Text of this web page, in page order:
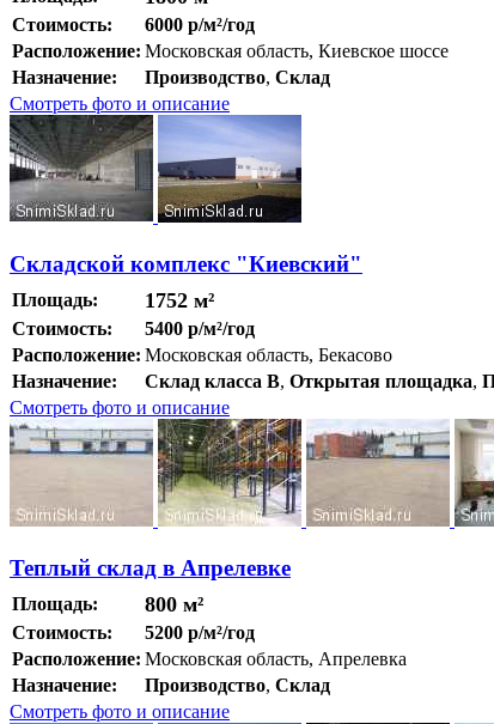
Стоимость:
6000 р/м²/год
Расположение: Московская область, Киевское шоссе
Назначение:
Производство, Склад
Смотреть фото и описание
Складской комплекс "Киевский"
Площадь: 1752 м²
Стоимость:
5400 р/м²/год
Расположение: Московская область, Бекасово
Назначение:
Склад класса B, Открытая площадка,
Смотреть фото и описание
Теплый склад в Апрелевке
Площадь: 800 м²
Стоимость:
5200 р/м²/год
Расположение: Московская область, Апрелевка
Назначение:
Производство, Склад
Смотреть фото и описание